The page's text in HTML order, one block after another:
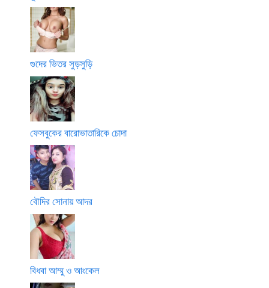
গুদের ভিতর সুড়সুড়ি
ফেসবুকের বারোভাতারিকে চোদা
বৌদির সোনায় আদর
বিধবা আম্মু ও আংকেল